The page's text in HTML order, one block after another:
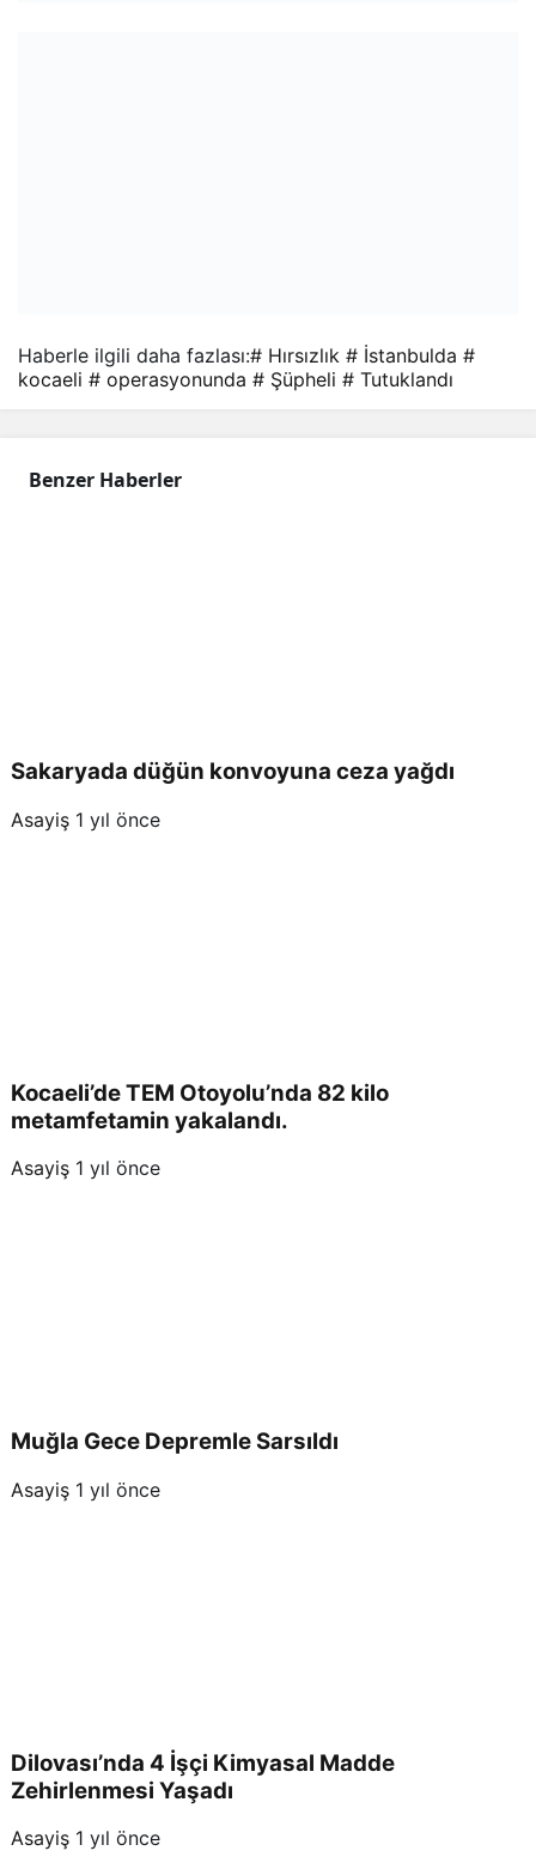
Haberle ilgili daha fazlası:# Hırsızlık # İstanbulda #
kocaeli # operasyonunda # Şüpheli # Tutuklandı
Benzer Haberler
Sakaryada düğün konvoyuna ceza yağdı
Asayiş 1 yıl önce
Kocaeli’de TEM Otoyolu’nda 82 kilo
metamfetamin yakalandı.
Asayiş 1 yıl önce
Muğla Gece Depremle Sarsıldı
Asayiş 1 yıl önce
Dilovası’nda 4 İşçi Kimyasal Madde
Zehirlenmesi Yaşadı
Asayiş 1 yıl önce